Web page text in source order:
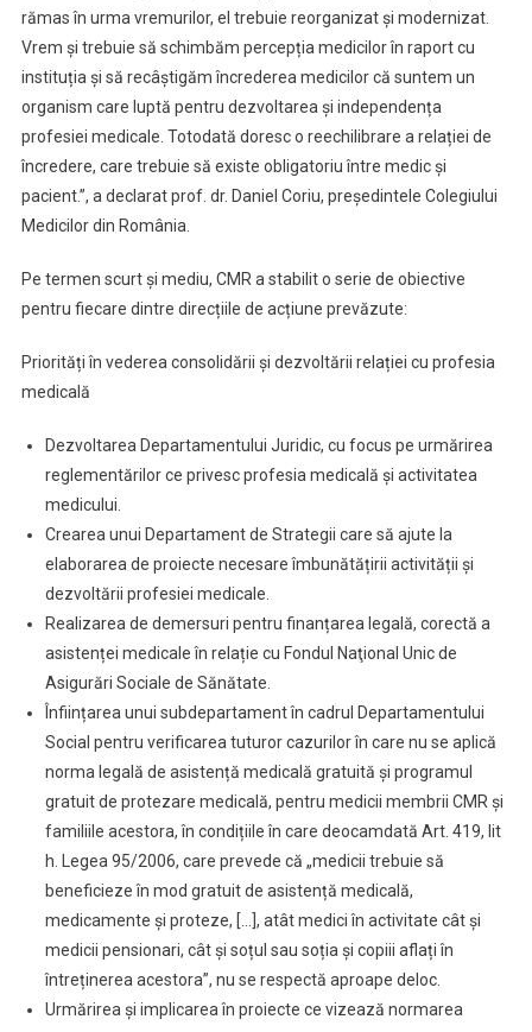
rămas în urma vremurilor, el trebuie reorganizat și modernizat.
Vrem și trebuie să schimbăm percepția medicilor în raport cu
instituția și să recâștigăm încrederea medicilor că suntem un
organism care luptă pentru dezvoltarea și independența
profesiei medicale. Totodată doresc o reechilibrare a relației de
încredere, care trebuie să existe obligatoriu între medic și
pacient.”, a declarat prof. dr. Daniel Coriu, președintele Colegiului
Medicilor din România.
Pe termen scurt și mediu, CMR a stabilit o serie de obiective
pentru fiecare dintre direcțiile de acțiune prevăzute:
Priorități în vederea consolidării și dezvoltării relației cu profesia
medicală
Dezvoltarea Departamentului Juridic, cu focus pe urmărirea
reglementărilor ce privesc profesia medicală și activitatea
medicului.
Crearea unui Departament de Strategii care să ajute la
elaborarea de proiecte necesare îmbunătățirii activității și
dezvoltării profesiei medicale.
Realizarea de demersuri pentru finanțarea legală, corectă a
asistenței medicale în relație cu Fondul Naţional Unic de
Asigurări Sociale de Sănătate.
Înființarea unui subdepartament în cadrul Departamentului
Social pentru verificarea tuturor cazurilor în care nu se aplică
norma legală de asistență medicală gratuită și programul
gratuit de protezare medicală, pentru medicii membrii CMR și
familiile acestora, în condițiile în care deocamdată Art. 419, lit
h. Legea 95/2006, care prevede că „medicii trebuie să
beneficieze în mod gratuit de asistență medicală,
medicamente și proteze, […], atât medici în activitate cât și
medicii pensionari, cât și soțul sau soția și copiii aflați în
întreținerea acestora”, nu se respectă aproape deloc.
Urmărirea și implicarea în proiecte ce vizează normarea